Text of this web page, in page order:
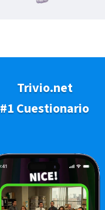
Trivio.net
#1 Cuestionario